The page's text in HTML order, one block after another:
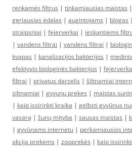
renkamės filtrus | tinkamiausias maistas |
geriausias ėdalas | augintojams | blogas |
straipsniai | fejerverkai | ieskantiems
| vandens filtrai | vandens filtrai |
kvapas | kanalizacijos bakterijos |
efektyvio biologinės bakterijos |
filtrai | privatus darzelis | šiltnamiai
siltnamiai | gyvunu prekes | maistas
| kaip issirinkti kraika | gelbsti gyvūnus
vasarą | šunų mityba | sausas maistas |
| gyvūnams internetu | perkamiausios
akcija prekems | zooprekės | kaip